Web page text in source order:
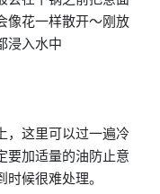
像花一样散开～刚放
浸入水中
，这里可以过一遍冷
要加适量的油防止意
候很难处理。